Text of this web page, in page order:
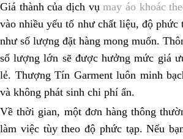
Giá thành của dịch vụ may áo khoác
vào nhiều yếu tố như chất liệu, độ phức
như số lượng đặt hàng mong muốn.
số lượng lớn sẽ được hưởng mức giá
lẻ. Thượng Tín Garment luôn minh
và không phát sinh chi phí ẩn.
Về thời gian, một đơn hàng thông
làm việc tùy theo độ phức tạp. Nếu